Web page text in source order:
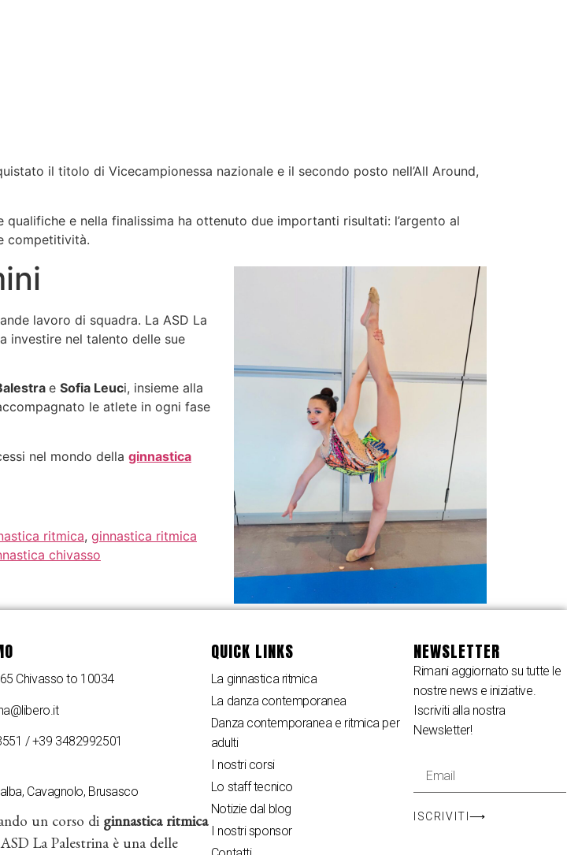
il titolo di Vicecampionessa nazionale e il secondo posto nell’All Around,
qualifiche e nella finalissima ha ottenuto due importanti risultati: l’argento al
competitività.
lavoro di squadra. La ASD La
investire nel talento delle sue
e Sofia Leuci, insieme alla
le atlete in ogni fase
nel mondo della ginnastica
ritmica, ginnastica ritmica
chivasso
Chivasso to 10034
/ +39 3482992501
Cavagnolo, Brusasco
un corso di ginnastica ritmica
La Palestrina è una delle
QUICK LINKS
La ginnastica ritmica
La danza contemporanea
Danza contemporanea e ritmica per
adulti
I nostri corsi
Lo staff tecnico
Notizie dal blog
I nostri sponsor
NEWSLETTER
Rimani aggiornato su tutte le
nostre news e iniziative.
Iscriviti alla nostra
Newsletter!
ISCRIVITI⟶